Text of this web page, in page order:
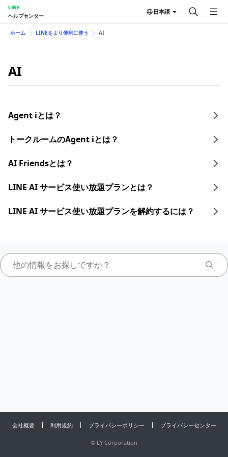
LINE
ヘルプセンター
日本語
ホーム LINEをより便利に使う AI
AI
Agent iとは？
トークルームのAgent iとは？
AI Friendsとは？
LINE AI サービス使い放題プランとは？​
LINE AI サービス使い放題プランを​解約するには？​
会社概要 利用規約 プライバシーポリシー プライバシーセンター
© LY Corporation